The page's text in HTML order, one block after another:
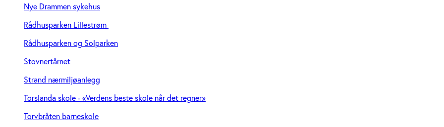
Nye Drammen sykehus
Rådhusparken Lillestrøm
Rådhusparken og Solparken
Stovnertårnet
Strand nærmiljøanlegg
Torslanda skole - «Verdens beste skole når det regner»
Torvbråten barneskole